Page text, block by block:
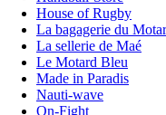
House of Rugby
La bagagerie du
La sellerie de Maé
Le Motard Bleu
Made in Paradis
Nauti-wave
On-Fight